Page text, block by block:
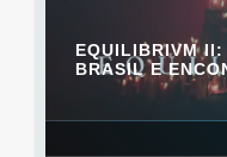
EQUILIBRIVM II:
BRASIL E